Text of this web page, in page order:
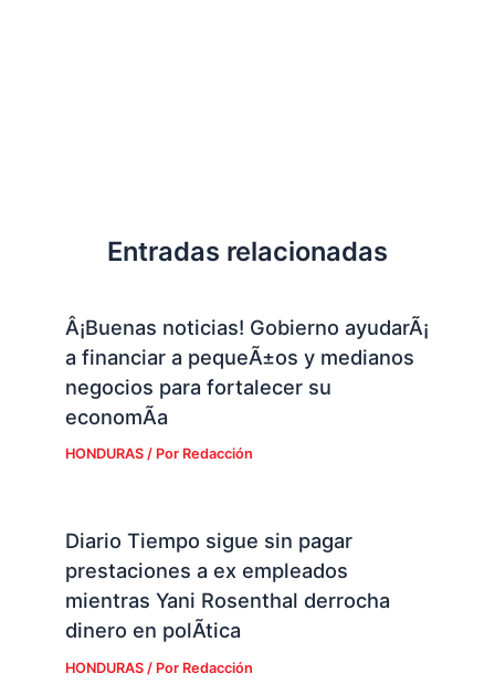
Entradas relacionadas
Â¡Buenas noticias! Gobierno ayudarÃ¡
a financiar a pequeÃ±os y medianos
negocios para fortalecer su
economÃ­a
HONDURAS/ Por Redacción
Diario Tiempo sigue sin pagar
prestaciones a ex empleados
mientras Yani Rosenthal derrocha
dinero en polÃ­tica
HONDURAS/ Por Redacción